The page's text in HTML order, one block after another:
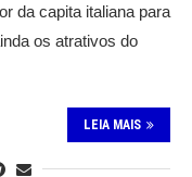
da capita italiana para
os atrativos do
LEIA MAIS